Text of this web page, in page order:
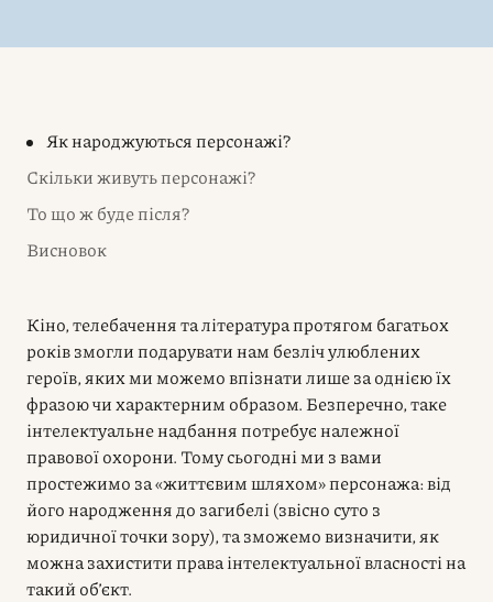
Як народжуються персонажі?
Скільки живуть персонажі?
То що ж буде після?
Висновок
Кіно, телебачення та література протягом багатьох
років змогли подарувати нам безліч улюблених
героїв, яких ми можемо впізнати лише за однією їх
фразою чи характерним образом. Безперечно, таке
інтелектуальне надбання потребує належної
правової охорони. Тому сьогодні ми з вами
простежимо за «життєвим шляхом» персонажа: від
його народження до загибелі (звісно суто з
юридичної точки зору), та зможемо визначити, як
можна захистити права інтелектуальної власності на
такий об’єкт.